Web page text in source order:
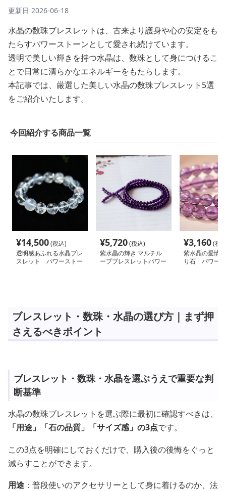
更新日 2026-06-18
水晶の数珠ブレスレットは、古来より護身や心の安定をも
たらすパワーストーンとして愛され続けています。
透明で美しい輝きを持つ水晶は、数珠として身につけるこ
とで日常に清らかなエネルギーをもたらします。
本記事では、厳選した美しい水晶の数珠ブレスレット5選
をご紹介いたします。
今回紹介する商品一覧
¥14,500(税込)
透明感あふれる水晶ブレ
スレット パワーストー
¥5,720(税込)
紫水晶の輝き マルチル
ープブレスレットパワー
¥3,160(税
紫水晶の愛情
り石 パワー
ブレスレット・数珠・水晶の選び方｜まず押
さえるべきポイント
ブレスレット・数珠・水晶を選ぶうえで重要な判
断基準
水晶の数珠ブレスレットを選ぶ際に最初に確認すべきは、
「用途」「石の品質」「サイズ感」の3点です。
この3点を明確にしておくだけで、購入後の後悔をぐっと
減らすことができます。
用途 ：普段使いのアクセサリーとして身に着けるのか、法